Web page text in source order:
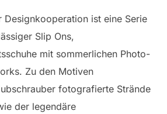
Designkooperation ist eine Serie
Slip Ons,
mit sommerlichen Photo-
Zu den Motiven
fotografierte Strände
der legendäre